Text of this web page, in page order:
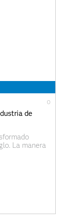
0
de
La manera
trasladarse
y